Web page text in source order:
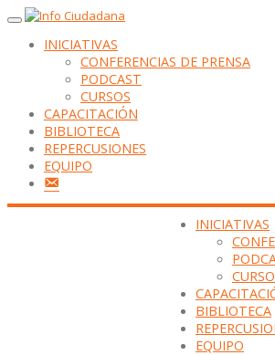
INICIATIVAS
CONFERENCIAS DE PRENSA
PODCAST
CURSOS
CAPACITACIÓN
BIBLIOTECA
REPERCUSIONES
EQUIPO
INICIATIVAS
BIBLIOTECA
EQUIPO